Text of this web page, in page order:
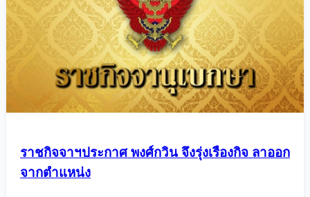
ราชกิจจาฯประกาศ พงศ์กวิน จึงรุ่งเรืองกิจ ลาออก
จากตำแหน่ง